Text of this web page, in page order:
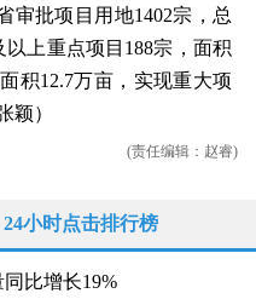
批项目用地1402宗，总
上重点项目188宗，面积
积12.7万亩，实现重大项
颖）
(责任编辑：赵睿)
24小时点击排行榜
比增长19%